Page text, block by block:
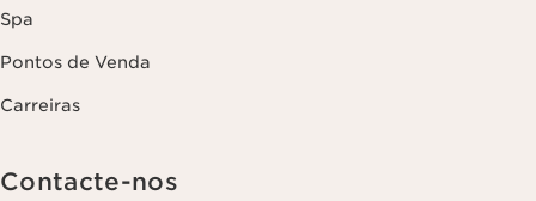
Spa
Pontos de Venda
Carreiras
Contacte-nos